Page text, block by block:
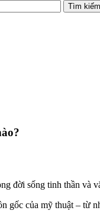
đời sống tinh thần và
gốc của mỹ thuật – từ